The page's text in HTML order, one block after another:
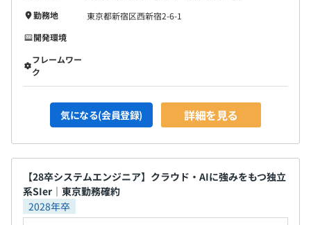
勤務地
東京都新宿区西新宿2-6-1
開発環境
フレームワー
ク
気になる(会員登録) 詳細を見る
【28卒システムエンジニア】クラウド・AIに強みをもつ独立
系SIer｜東京勤務確約
2028年卒